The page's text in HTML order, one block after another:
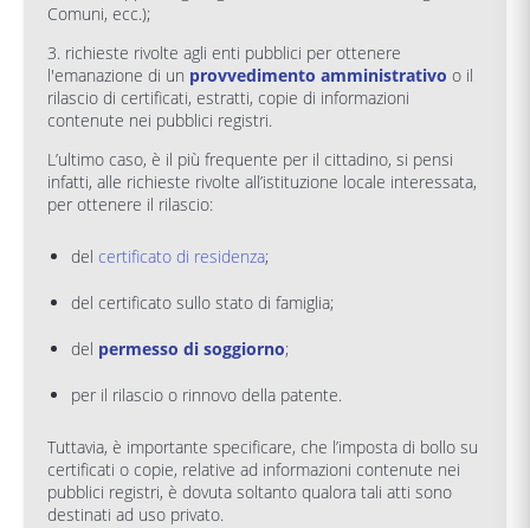
Comuni, ecc.);
3. richieste rivolte agli enti pubblici per ottenere
l'emanazione di un provvedimento amministrativo o il
rilascio di certificati, estratti, copie di informazioni
contenute nei pubblici registri.
L’ultimo caso, è il più frequente per il cittadino, si pensi
infatti, alle richieste rivolte all’istituzione locale interessata,
per ottenere il rilascio:
del certificato di residenza;
del certificato sullo stato di famiglia;
del permesso di soggiorno;
per il rilascio o rinnovo della patente.
Tuttavia, è importante specificare, che l’imposta di bollo su
certificati o copie, relative ad informazioni contenute nei
pubblici registri, è dovuta soltanto qualora tali atti sono
destinati ad uso privato.